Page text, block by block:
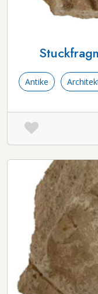
Antike